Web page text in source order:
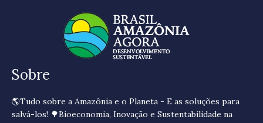
Sobre
🌎Tudo sobre a Amazônia e o Planeta - E as soluções para
salvá-los! 🌳Bioeconomia, Inovação e Sustentabilidade na